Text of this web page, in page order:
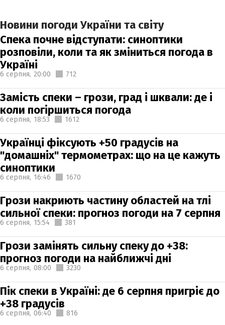
Новини погоди України та світу
Спека почне відступати: синоптики
розповіли, коли та як зміниться погода в
Україні
6 серпня, 20:00 712
Замість спеки – грози, град і шквали: де і
коли погіршиться погода
6 серпня, 18:53 1612
Українці фіксують +50 градусів на
"домашніх" термометрах: що на це кажуть
синоптики
6 серпня, 16:46 1670
Грози накриють частину областей на тлі
сильної спеки: прогноз погоди на 7 серпня
6 серпня, 15:54 381
Грози замінять сильну спеку до +38:
прогноз погоди на найближчі дні
6 серпня, 08:00 3230
Пік спеки в Україні: де 6 серпня пригріє до
+38 градусів
6 серпня, 06:40 816